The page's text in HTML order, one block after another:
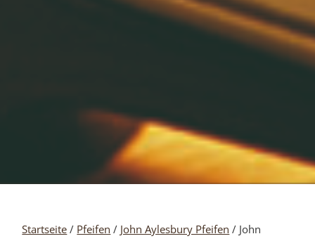
Startseite / Pfeifen / John Aylesbury Pfeifen / John